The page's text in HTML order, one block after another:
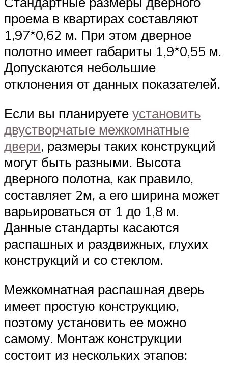
проема в квартирах составляют
1,97*0,62 м. При этом дверное
полотно имеет габариты 1,9*0,55 м.
Допускаются небольшие
отклонения от данных показателей.
Если вы планируете установить
двустворчатые межкомнатные
двери, размеры таких конструкций
могут быть разными. Высота
дверного полотна, как правило,
составляет 2м, а его ширина может
варьироваться от 1 до 1,8 м.
Данные стандарты касаются
распашных и раздвижных, глухих
конструкций и со стеклом.
Межкомнатная распашная дверь
имеет простую конструкцию,
поэтому установить ее можно
самому. Монтаж конструкции
состоит из нескольких этапов: